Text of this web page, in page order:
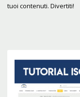
tuoi contenuti. Divertiti!